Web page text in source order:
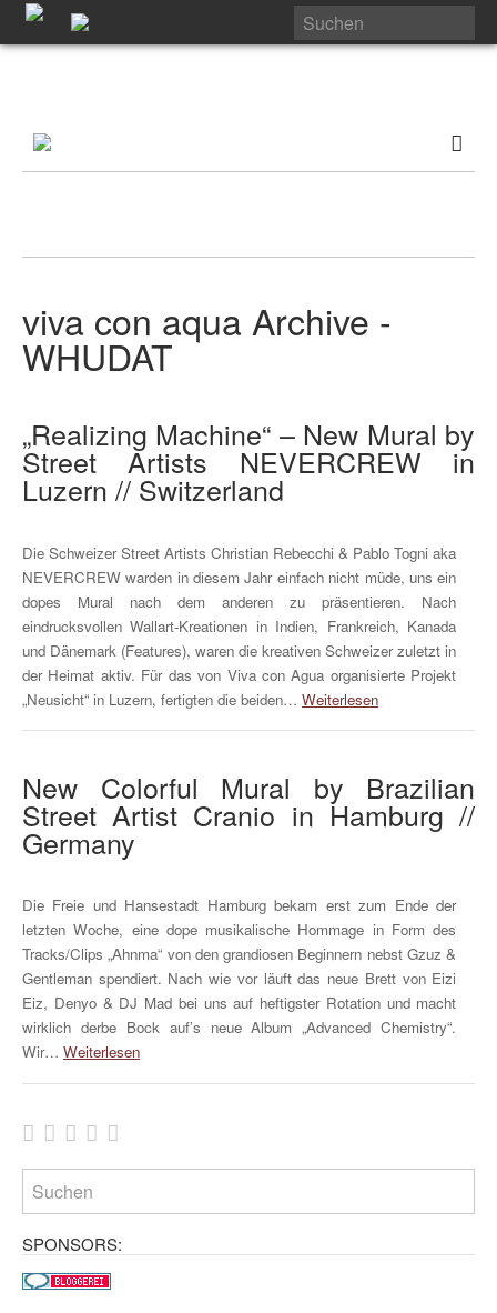
viva con aqua Archive -
WHUDAT
„Realizing Machine“ – New Mural by
Street Artists NEVERCREW in
Luzern // Switzerland
Die Schweizer Street Artists Christian Rebecchi & Pablo Togni aka
NEVERCREW warden in diesem Jahr einfach nicht müde, uns ein
dopes Mural nach dem anderen zu präsentieren. Nach
eindrucksvollen Wallart-Kreationen in Indien, Frankreich, Kanada
und Dänemark (Features), waren die kreativen Schweizer zuletzt in
der Heimat aktiv. Für das von Viva con Agua organisierte Projekt
„Neusicht“ in Luzern, fertigten die beiden… Weiterlesen
New Colorful Mural by Brazilian
Street Artist Cranio in Hamburg //
Germany
Die Freie und Hansestadt Hamburg bekam erst zum Ende der
letzten Woche, eine dope musikalische Hommage in Form des
Tracks/Clips „Ahnma“ von den grandiosen Beginnern nebst Gzuz &
Gentleman spendiert. Nach wie vor läuft das neue Brett von Eizi
Eiz, Denyo & DJ Mad bei uns auf heftigster Rotation und macht
wirklich derbe Bock auf’s neue Album „Advanced Chemistry“.
Wir… Weiterlesen
SPONSORS: